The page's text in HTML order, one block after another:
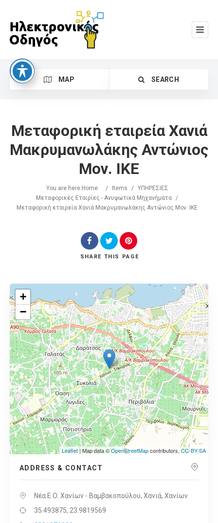
MAP SEARCH
Search
Μεταφορική εταιρεία Χανιά
Μακρυμανωλάκης Αντώνιος
Μον. ΙΚΕ
You are here: Home / Items /
ΥΠΗΡΕΣΙΕΣ
Μεταφορικές Εταιρίες - Ανυψωτικά Μηχανήματα /
Μεταφορική εταιρεία Χανιά Μακρυμανωλάκης Αντώνιος Μον. ΙΚΕ
SHARE THIS PAGE
+
−
Leaflet | Map data ©OpenStreetMapcontributors,CC-BY-SA
ADDRESS & CONTACT
Νέα Ε.Ο. Χανίων - Βαμβακοπούλου, Χανιά, Χανίων
35.493875, 23.9819569